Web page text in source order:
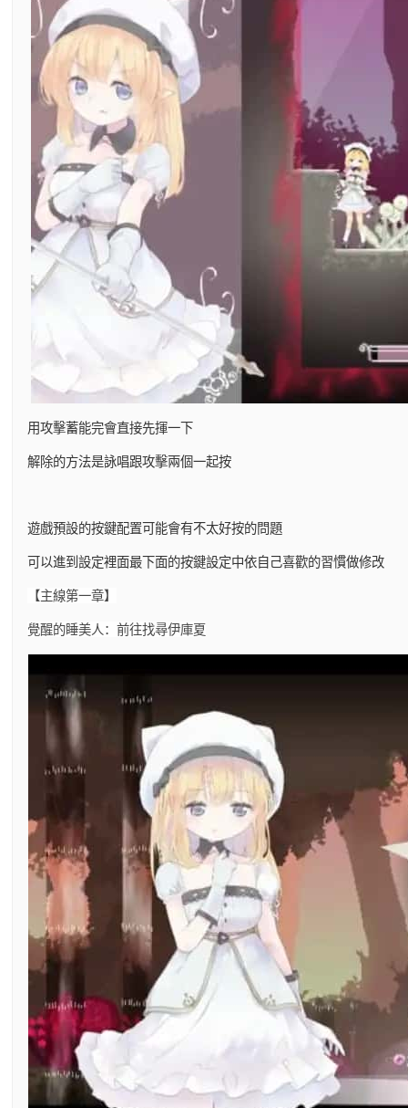
用攻擊蓄能完會直接先揮一下
解除的方法是詠唱跟攻擊兩個一起按
遊戲預設的按鍵配置可能會有不太好按的問題
可以進到設定裡面最下面的按鍵設定中依自己喜歡的習慣做修改
【主線第一章】
覺醒的睡美人：前往找尋伊庫夏